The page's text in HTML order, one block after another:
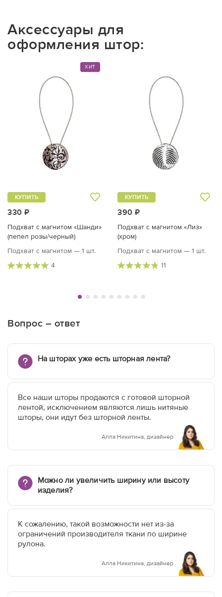
Аксессуары для
оформления штор:
ХИТ
330 ₽
КУПИТЬ
Подхват с магнитом «Шанди»
(пепел розы/черный)
Подхват с магнитом — 1 шт.
4
390 ₽
КУПИТЬ
Подхват с магнитом «Лиз»
(хром)
Подхват с магнитом — 1 шт.
11
Вопрос – ответ
На шторах уже есть шторная лента?
Все наши шторы продаются с готовой шторной
лентой, исключением являются лишь нитяные
шторы, они идут без шторной ленты.
Алла Никитина, дизайнер
Можно ли увеличить ширину или высоту
изделия?
К сожалению, такой возможности нет из-за
ограничений производителя ткани по ширине
рулона.
Алла Никитина, дизайнер